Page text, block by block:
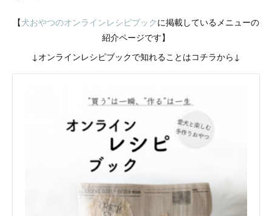
【犬おやつのオンラインレシピブックに掲載しているメニューの
紹介ページです】
↓オンラインレシピブックで知れることはコチラから↓